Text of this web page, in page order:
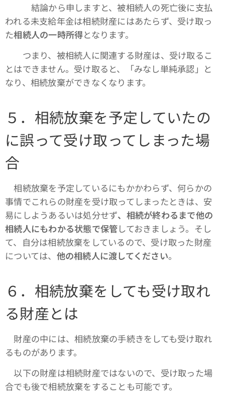
結論から申しますと、被相続人の死亡後に支払
われる未支給年金は相続財産にはあたらず、受け取っ
た相続人の一時所得となります。
つまり、被相続人に関連する財産は、受け取るこ
とはできません。受け取ると、「みなし単純承認」と
なり、相続放棄ができなくなります。
５．相続放棄を予定していたの
に誤って受け取ってしまった場
合
相続放棄を予定しているにもかかわらず、何らかの
事情でこれらの財産を受け取ってしまったときは、安
易にしようあるいは処分せず、相続が終わるまで他の
相続人にもわかる状態で保管しておきましょう。そし
て、自分は相続放棄をしているので、受け取った財産
については、 他の相続人に渡してください。
６．相続放棄をしても受け取れ
る財産とは
財産の中には、相続放棄の手続きをしても受け取れ
るものがあります。
以下の財産は相続財産ではないので、受け取った場
合でも後で相続放棄をすることも可能です。